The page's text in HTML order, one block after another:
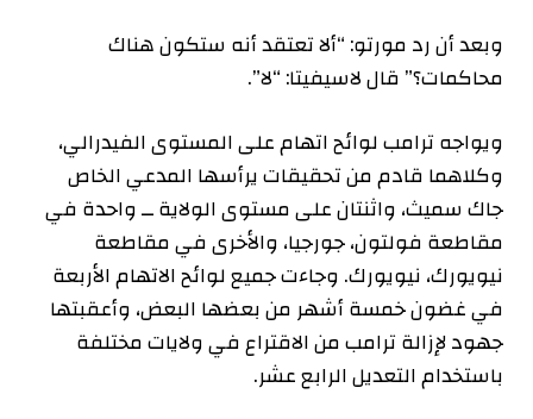
وبعد أن رد مورتو: “ألا تعتقد أنه ستكون هناك
محاكمات؟” قال لاسيفيتا: “لا”.
ويواجه ترامب لوائح اتهام على المستوى الفيدرالي،
وكلاهما قادم من تحقيقات يرأسها المدعي الخاص
جاك سميث، واثنتان على مستوى الولاية ــ واحدة في
مقاطعة فولتون، جورجيا، والأخرى في مقاطعة
نيويورك، نيويورك. وجاءت جميع لوائح الاتهام الأربعة
في غضون خمسة أشهر من بعضها البعض، وأعقبتها
جهود لإزالة ترامب من الاقتراع في ولايات مختلفة
باستخدام التعديل الرابع عشر.